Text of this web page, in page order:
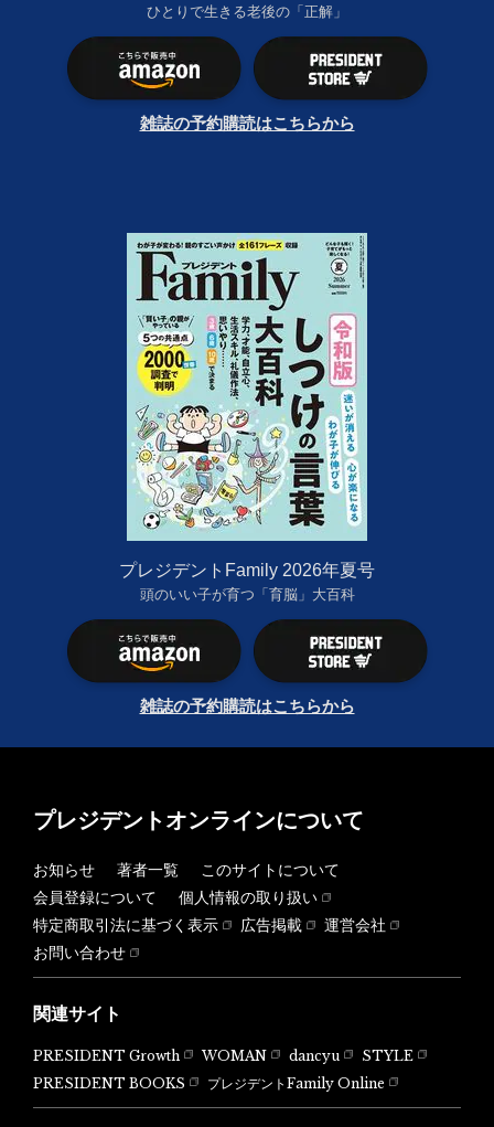
ひとりで生きる老後の「正解」
雑誌の予約購読はこちらから
プレジデントFamily 2026年夏号
頭のいい子が育つ「育脳」大百科
雑誌の予約購読はこちらから
プレジデントオンラインについて
お知らせ 著者一覧
このサイトについて
会員登録について
個人情報の取り扱い
特定商取引法に基づく表示
広告掲載
運営会社
お問い合わせ
関連サイト
PRESIDENT Growth WOMAN dancyu
STYLE
PRESIDENT BOOKS
プレジデントFamily Online